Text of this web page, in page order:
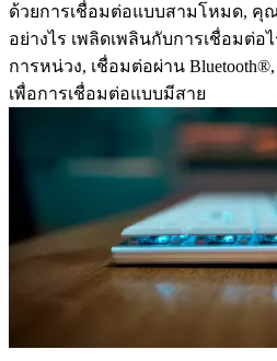
ด้วยการเชื่อมต่อแบบสามโหมด, คุ
อย่างไร เพลิดเพลินกับการเชื่อมต่อ
การหน่วง, เชื่อมต่อผ่าน
เพื่อการเชื่อมต่อแบบมีสาย